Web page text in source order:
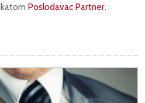
Poslodavac Partner.